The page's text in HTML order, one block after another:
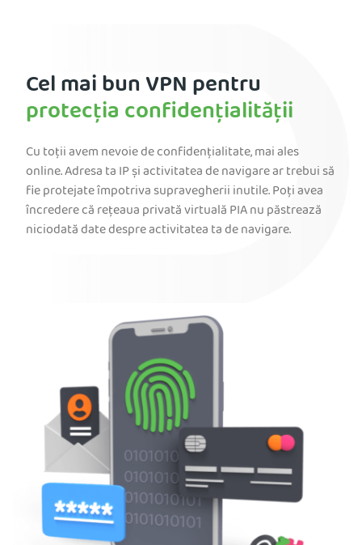
Cel mai bun VPN pentru
protecția confidențialității
Cu toții avem nevoie de confidențialitate, mai ales
online. Adresa ta IP și activitatea de navigare ar trebui să
fie protejate împotriva supravegherii inutile. Poți avea
încredere că rețeaua privată virtuală PIA nu păstrează
niciodată date despre activitatea ta de navigare.